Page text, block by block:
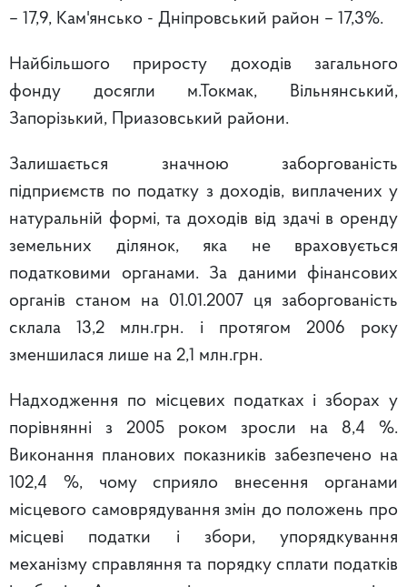
– 17,9, Кам'янсько - Дніпровський район – 17,3%.
Найбільшого приросту доходів загального
фонду досягли м.Токмак, Вільнянський,
Запорізький, Приазовський райони.
Залишається значною заборгованість
підприємств по податку з доходів, виплачених у
натуральній формі, та доходів від здачі в оренду
земельних ділянок, яка не враховується
податковими органами. За даними фінансових
органів станом на 01.01.2007 ця заборгованість
склала 13,2 млн.грн. і протягом 2006 року
зменшилася лише на 2,1 млн.грн.
Надходження по місцевих податках і зборах у
порівнянні з 2005 роком зросли на 8,4 %.
Виконання планових показників забезпечено на
102,4 %, чому сприяло внесення органами
місцевого самоврядування змін до положень про
місцеві податки і збори, упорядкування
механізму справляння та порядку сплати податків